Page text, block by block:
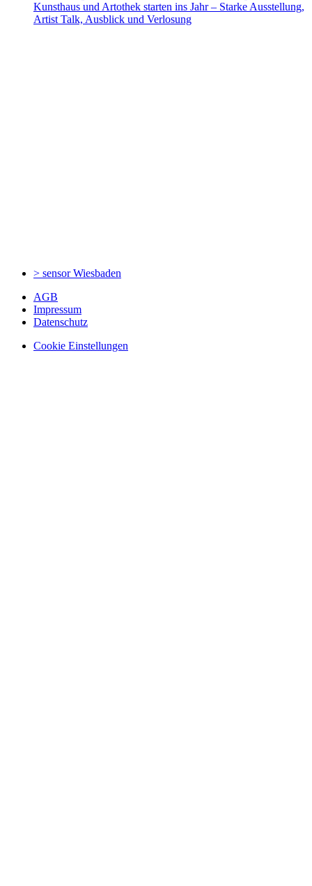
Kunsthaus und Artothek starten ins Jahr – Starke Ausstellung,
Artist Talk, Ausblick und Verlosung
> sensorWiesbaden
AGB
Impressum
Datenschutz
Cookie Einstellungen